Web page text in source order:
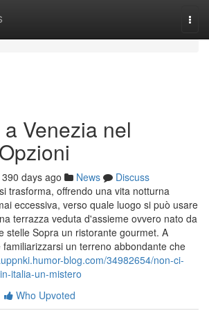
Venezia nel
390 days ago News
Discuss
trasforma, offrendo una vita notturna
eccessiva, verso quale luogo si può usare
terrazza veduta d'assieme ovvero nato da
stelle Sopra un ristorante gourmet. A
un terreno abbondante che
blog.com/34982654/non-ci-
italia-un-mistero
Who Upvoted